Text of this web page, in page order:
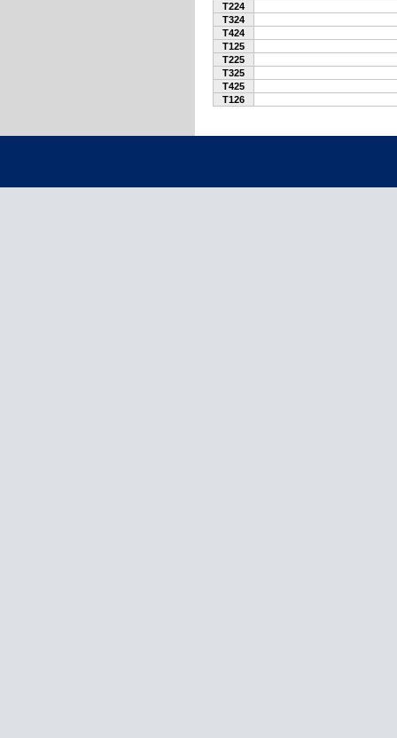
T224
T324
T424
T125
T225
T325
T425
T126